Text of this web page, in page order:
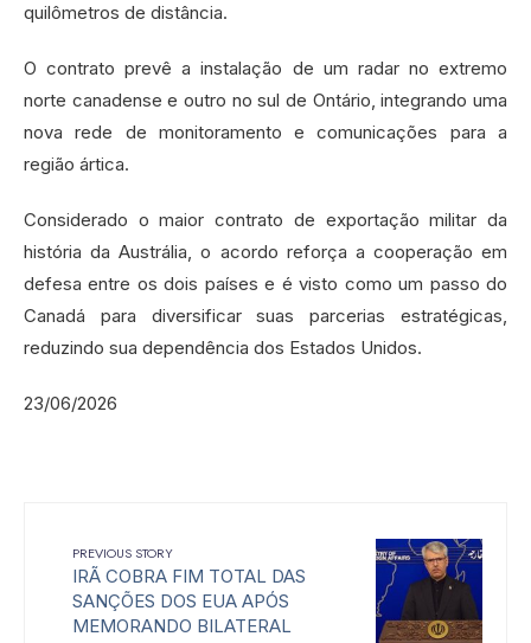
quilômetros de distância.
O contrato prevê a instalação de um radar no extremo
norte canadense e outro no sul de Ontário, integrando uma
nova rede de monitoramento e comunicações para a
região ártica.
Considerado o maior contrato de exportação militar da
história da Austrália, o acordo reforça a cooperação em
defesa entre os dois países e é visto como um passo do
Canadá para diversificar suas parcerias estratégicas,
reduzindo sua dependência dos Estados Unidos.
23/06/2026
PREVIOUS STORY
IRÃ COBRA FIM TOTAL DAS
SANÇÕES DOS EUA APÓS
MEMORANDO BILATERAL